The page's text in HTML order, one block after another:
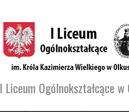
I Liceum Ogólnokształcące w